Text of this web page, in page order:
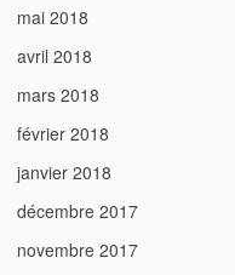
mai 2018
avril 2018
mars 2018
février 2018
janvier 2018
décembre 2017
novembre 2017